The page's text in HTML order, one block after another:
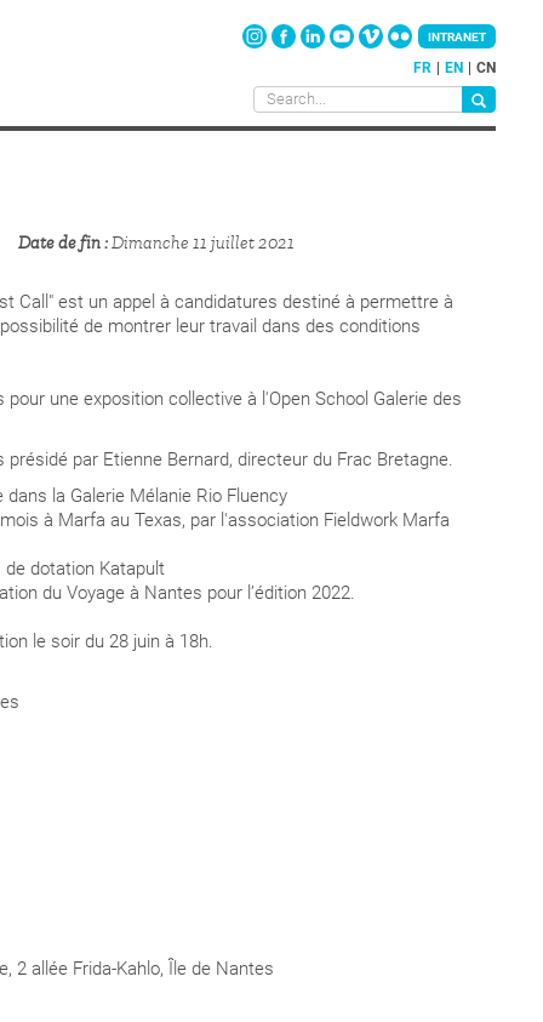
FR EN CN
INTRANET
Date de fin Dimanche 11 juillet 2021
Call" est un appel à candidatures destiné à permettre à
de montrer leur travail dans des conditions
une exposition collective à l'Open School Galerie des
par Etienne Bernard, directeur du Frac Bretagne.
la Galerie Mélanie Rio Fluency
à Marfa au Texas, par l'association Fieldwork Marfa
dotation Katapult
du Voyage à Nantes pour l’édition 2022.
le soir du 28 juin à 18h.
2 allée Frida-Kahlo, Île de Nantes